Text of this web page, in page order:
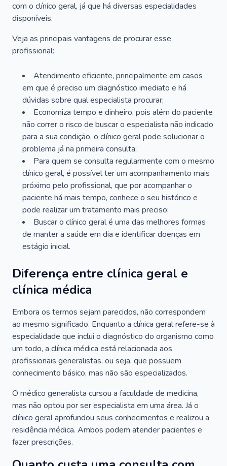
com o clínico geral, já que há diversas especialidades
disponíveis.
Veja as principais vantagens de procurar esse
profissional:
Atendimento eficiente, principalmente em casos
em que é preciso um diagnóstico imediato e há
dúvidas sobre qual especialista procurar;
Economiza tempo e dinheiro, pois além do paciente
não correr o risco de buscar o especialista não indicado
para a sua condição, o clínico geral pode solucionar o
problema já na primeira consulta;
Para quem se consulta regularmente com o mesmo
clínico geral, é possível ter um acompanhamento mais
próximo pelo profissional, que por acompanhar o
paciente há mais tempo, conhece o seu histórico e
pode realizar um tratamento mais preciso;
Buscar o clínico geral é uma das melhores formas
de manter a saúde em dia e identificar doenças em
estágio inicial.
Diferença entre clínica geral e
clínica médica
Embora os termos sejam parecidos, não correspondem
ao mesmo significado. Enquanto a clínica geral refere-se à
especialidade que inclui o diagnóstico do organismo como
um todo, a clínica médica está relacionada aos
profissionais generalistas, ou seja, que possuem
conhecimento básico, mas não são especializados.
O médico generalista cursou a faculdade de medicina,
mas não optou por ser especialista em uma área. Já o
clínico geral aprofundou seus conhecimentos e realizou a
residência médica. Ambos podem atender pacientes e
fazer prescrições.